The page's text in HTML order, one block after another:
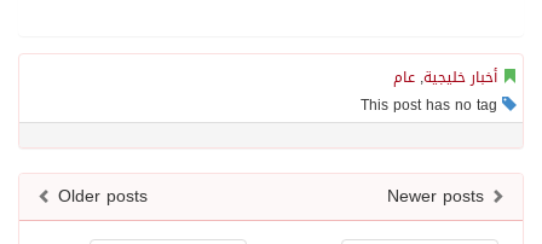
أخبار خليجية, عام
Older posts